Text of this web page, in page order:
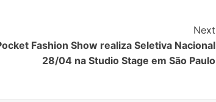
Next
Fashion Show realiza Seletiva Nacional
28/04 na Studio Stage em São Paulo